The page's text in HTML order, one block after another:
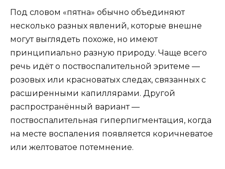
Под словом «пятна» обычно объединяют
несколько разных явлений, которые внешне
могут выглядеть похоже, но имеют
принципиально разную природу. Чаще всего
речь идёт о поствоспалительной эритеме —
розовых или красноватых следах, связанных с
расширенными капиллярами. Другой
распространённый вариант —
поствоспалительная гиперпигментация, когда
на месте воспаления появляется коричневатое
или желтоватое потемнение.